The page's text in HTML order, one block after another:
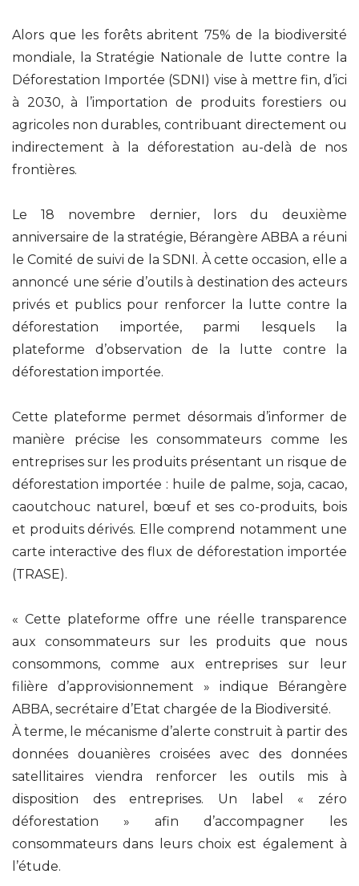
Alors que les forêts abritent 75% de la biodiversité
mondiale, la Stratégie Nationale de lutte contre la
Déforestation Importée (SDNI) vise à mettre fin, d’ici
à 2030, à l’importation de produits forestiers ou
agricoles non durables, contribuant directement ou
indirectement à la déforestation au-delà de nos
frontières.
Le 18 novembre dernier, lors du deuxième
anniversaire de la stratégie, Bérangère ABBA a réuni
le Comité de suivi de la SDNI. À cette occasion, elle a
annoncé une série d’outils à destination des acteurs
privés et publics pour renforcer la lutte contre la
déforestation importée, parmi lesquels la
plateforme d’observation de la lutte contre la
déforestation importée.
Cette plateforme permet désormais d’informer de
manière précise les consommateurs comme les
entreprises sur les produits présentant un risque de
déforestation importée : huile de palme, soja, cacao,
caoutchouc naturel, bœuf et ses co-produits, bois
et produits dérivés. Elle comprend notamment une
carte interactive des flux de déforestation importée
(TRASE).
« Cette plateforme offre une réelle transparence
aux consommateurs sur les produits que nous
consommons, comme aux entreprises sur leur
filière d’approvisionnement » indique Bérangère
ABBA, secrétaire d’Etat chargée de la Biodiversité.
À terme, le mécanisme d’alerte construit à partir des
données douanières croisées avec des données
satellitaires viendra renforcer les outils mis à
disposition des entreprises. Un label « zéro
déforestation » afin d’accompagner les
consommateurs dans leurs choix est également à
l’étude.